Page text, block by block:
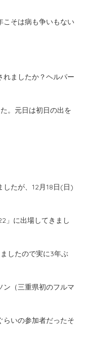
こそは病も争いもない
れましたか？ヘルパー
。元日は初日の出を
したが、12月18日(日)
」に出場してきまし
したので実に3年ぶ
ン（三重県初のフルマ
らいの参加者だったそ